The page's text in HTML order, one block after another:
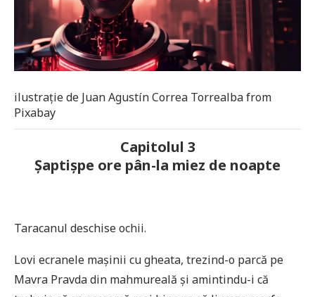
ilustrație de Juan Agustín Correa Torrealba from
Pixabay
Capitolul 3
Șaptișpe ore pân-la miez de noapte
Taracanul deschise ochii.
Lovi ecranele mașinii cu gheata, trezind-o parcă pe
Mavra Pravda din mahmureală și amintindu-i că